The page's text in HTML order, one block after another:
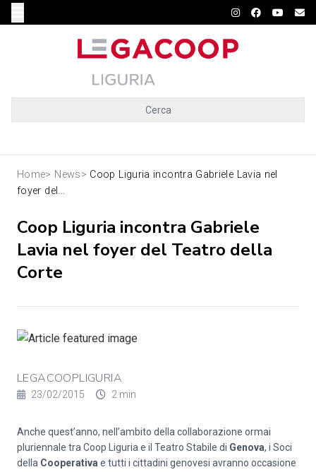
Cerca
Home> News> Coop Liguria incontra Gabriele Lavia nel
foyer del...
Coop Liguria incontra Gabriele
Lavia nel foyer del Teatro della
Corte
LEGACOOPLIGURIA
23/02/2015 2 min
Anche quest’anno, nell’ambito della collaborazione ormai
pluriennale tra Coop Liguria e il Teatro Stabile di Genova, i Soci
della Cooperativa e tutti i cittadini genovesi avranno occasione